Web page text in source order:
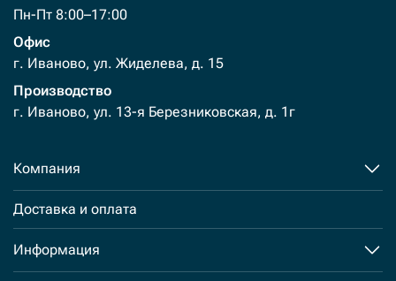
Пн-Пт 8:00–17:00
Офис
г. Иваново, ул. Жиделева, д. 15
Производство
г. Иваново, ул. 13-я Березниковская, д. 1г
Компания
Доставка и оплата
Информация